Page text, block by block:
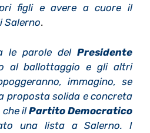
figli e avere a cuore il
Salerno.
le parole del Presidente
al ballottaggio e gli altri
immagino, se
proposta solida e concreta
che ilPartito Democratico
una lista a Salerno. I